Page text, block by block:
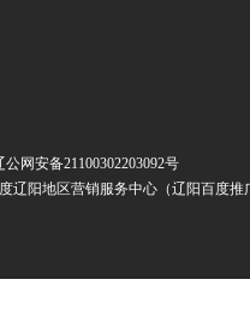
公网安备21100302203092号
辽阳地区营销服务中心（辽阳百度推